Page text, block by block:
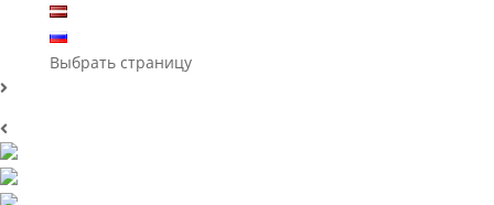
Выбрать страницу